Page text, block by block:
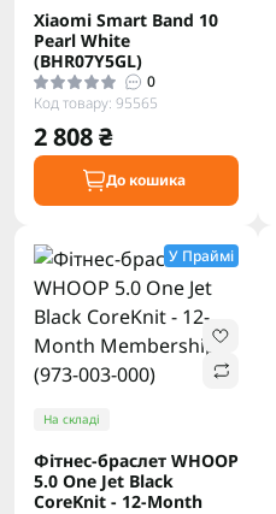
Xiaomi Smart Band 10
Pearl White
(BHR07Y5GL)
0
Код товару: 95565
2 808 ₴
До кошика
У Праймі
На складі
Фітнес-браслет WHOOP
5.0 One Jet Black
CoreKnit - 12-Month